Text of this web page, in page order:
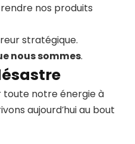
nos produits
stratégique.
nous sommes.
toute notre énergie à
aujourd’hui au bout